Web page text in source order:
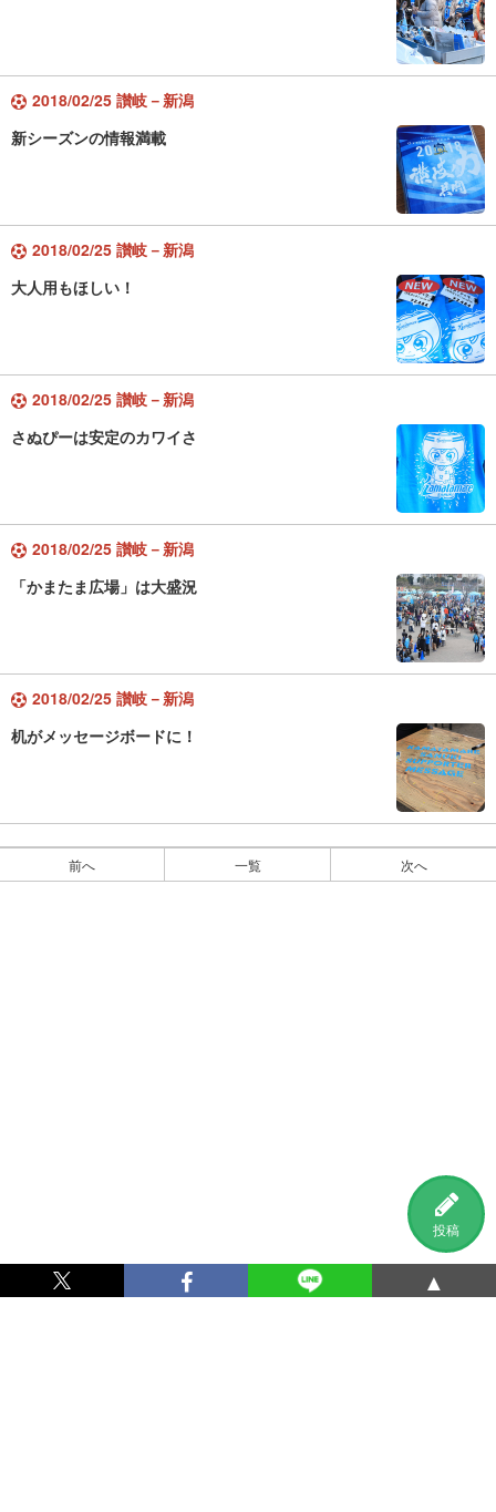
投稿
2018/02/25 讃岐－新潟
新シーズンの情報満載
2018/02/25 讃岐－新潟
大人用もほしい！
2018/02/25 讃岐－新潟
さぬぴーは安定のカワイさ
2018/02/25 讃岐－新潟
「かまたま広場」は大盛況
2018/02/25 讃岐－新潟
机がメッセージボードに！
前へ 一覧 次へ
▲